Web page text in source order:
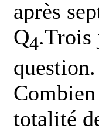
après
Q4.Trois
question.
totalité